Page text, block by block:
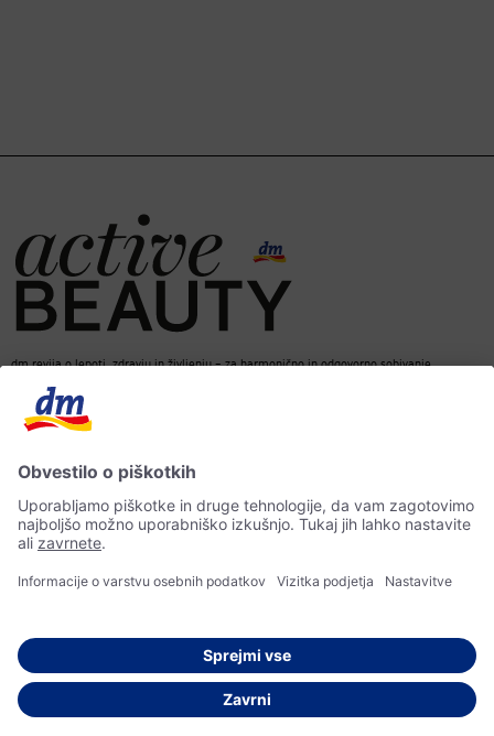
dm revija o lepoti, zdravju in življenju – za harmonično in odgovorno sobivanje.
© 2026 dm drogerie markt d.o.o.